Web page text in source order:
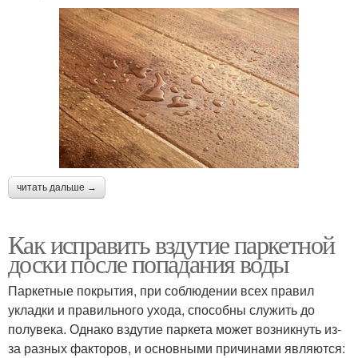
читать дальше →
Как исправить вздутие паркетной
доски после попадания воды
Паркетные покрытия, при соблюдении всех правил
укладки и правильного ухода, способны служить до
полувека. Однако вздутие паркета может возникнуть из-
за разных факторов, и основными причинами являются: